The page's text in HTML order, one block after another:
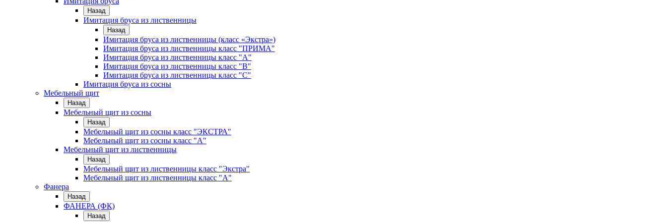
Назад
Имитация бруса из лиственницы
Назад
Имитация бруса из лиственницы (класс «Экстра»)
Имитация бруса из лиственницы класс "ПРИМА"
Имитация бруса из лиственницы класс "А"
Имитация бруса из лиственницы класс "B"
Имитация бруса из лиственницы класс "C"
Имитация бруса из сосны
Мебельный щит
Назад
Мебельный щит из сосны
Назад
Мебельный щит из сосны класс "ЭКСТРА"
Мебельный щит из сосны класс "А"
Мебельный щит из лиственницы
Назад
Мебельный щит из лиственницы класс "Экстра"
Мебельный щит из лиственницы класс "А"
Фанера
Назад
ФАНЕРА (ФК)
Назад